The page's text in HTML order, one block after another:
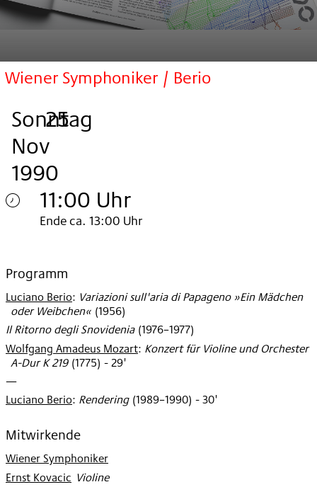
Wiener Symphoniker / Berio
Sonntag
, 25
.
Nov
1990
.
11:00 Uhr
Sonntag
Nov
1990
Ende ca. 13:00 Uhr
Programm
Luciano Berio: Variazioni sull'aria di Papageno »Ein Mädchen
oder Weibchen« (1956)
Il Ritorno degli Snovidenia (1976–1977)
Wolfgang Amadeus Mozart: Konzert für Violine und Orchester
A-Dur K 219 (1775) - 29'
—
Luciano Berio: Rendering (1989–1990) - 30'
Mitwirkende
Wiener Symphoniker
Ernst Kovacic: Violine